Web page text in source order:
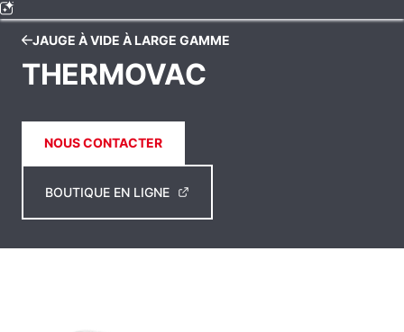
JAUGE À VIDE À LARGE GAMME
THERMOVAC
NOUS CONTACTER
BOUTIQUE EN LIGNE